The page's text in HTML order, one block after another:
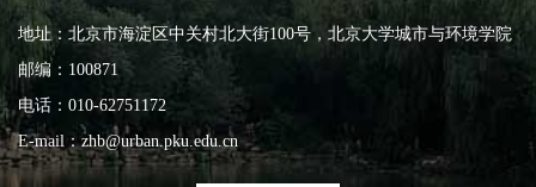
地址：北京市海淀区中关村北大街100号，北京大学城市与环境学院
大楼
邮编：100871
电话：010-62751172
E-mail： zhb@urban.pku.edu.cn